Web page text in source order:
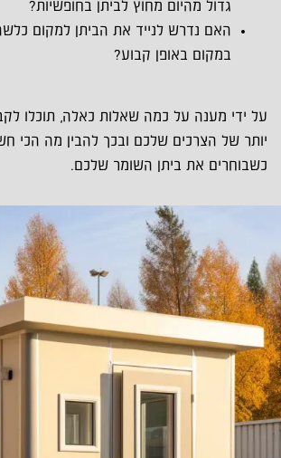
גדול מהיום מחוץ לביתן בחופשיות?
האם נדרש לנייד את הביתן למקום
במקום באופן קבוע?
על ידי מענה על כמה שאלות כאלה, תוכלו
יותר של הצרכים שלכם ובכך להבין מה הכי
כשבוחרים את ביתן השומר שלכם.